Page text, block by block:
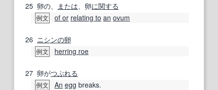
25 卵の、 または 、卵に関する
例文 of or relating to an ovum
26 ニシンの卵
例文 herring roe
27 卵がつぶれる
例文 An egg breaks.